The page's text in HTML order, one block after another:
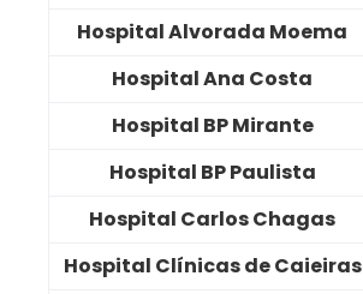
Hospital Alvorada Moema
Hospital Ana Costa
Hospital BP Mirante
Hospital BP Paulista
Hospital Carlos Chagas
Hospital Clínicas de Caieiras